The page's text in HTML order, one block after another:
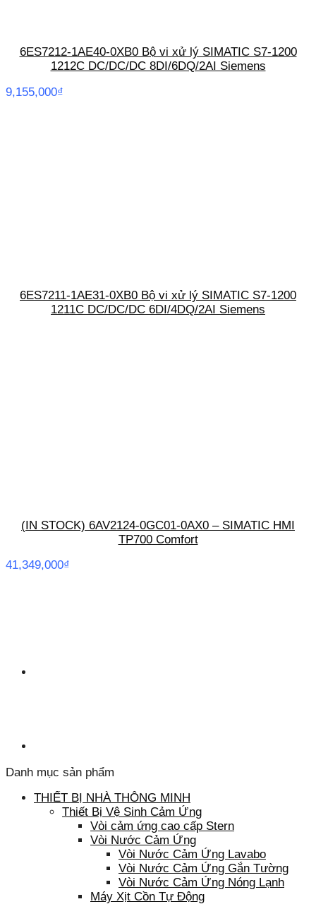
6ES7212-1AE40-0XB0 Bộ vi xử lý SIMATIC S7-1200
1212C DC/DC/DC 8DI/6DQ/2AI Siemens
9,155,000₫
6ES7211-1AE31-0XB0 Bộ vi xử lý SIMATIC S7-1200
1211C DC/DC/DC 6DI/4DQ/2AI Siemens
(IN STOCK) 6AV2124-0GC01-0AX0 – SIMATIC HMI
TP700 Comfort
41,349,000₫
Danh mục sản phẩm
THIẾT BỊ NHÀ THÔNG MINH
Thiết Bị Vệ Sinh Cảm Ứng
Vòi cảm ứng cao cấp Stern
Vòi Nước Cảm Ứng
Vòi Nước Cảm Ứng Lavabo
Vòi Nước Cảm Ứng Gắn Tường
Vòi Nước Cảm Ứng Nóng Lạnh
Máy Xịt Cồn Tự Động